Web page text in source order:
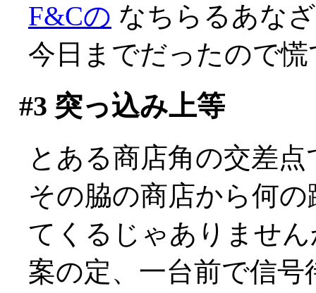
F&Cの なちらるあな
今日までだったので
#3 突っ込み上等
とある商店角の交差
その脇の商店から何
てくるじゃありません
案の定、一台前で信